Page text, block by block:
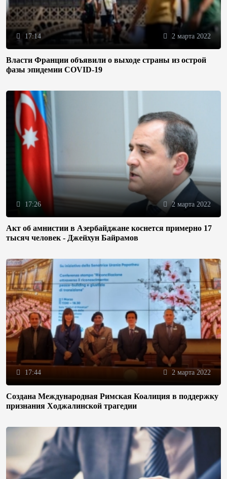
17:14 2 марта 2022
Власти Франции объявили о выходе страны из острой
фазы эпидемии COVID-19
17:26 2 марта 2022
Акт об амнистии в Азербайджане коснется примерно 17
тысяч человек - Джейхун Байрамов
17:44 2 марта 2022
Создана Международная Римская Коалиция в поддержку
признания Ходжалинской трагедии